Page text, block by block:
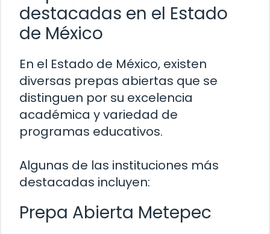
destacadas en el Estado
de México
En el Estado de México, existen
diversas prepas abiertas que se
distinguen por su excelencia
académica y variedad de
programas educativos.
Algunas de las instituciones más
destacadas incluyen:
Prepa Abierta Metepec